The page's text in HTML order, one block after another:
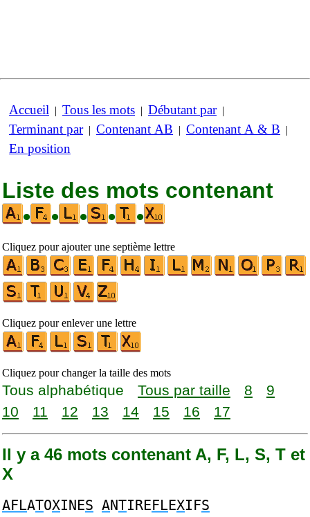
Accueil | Tous les mots | Débutant par|
Terminant par| Contenant AB | Contenant A & B |
En position
Liste des mots contenant
•
• • • •
Cliquez pour ajouter une septième lettre
Cliquez pour enlever une lettre
Cliquez pour changer la taille des mots
Tous alphabétique Tous par taille 8
9
10
11 12 13 14 15 16 17
Il y a 46 mots contenant A, F, L, S, T et
X
AFLATOXINES ANTIREFLEXIFS